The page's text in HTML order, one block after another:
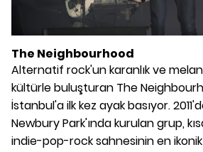
The Neighbourhood
Alternatif rock'un karanlık ve
kültürle buluşturan The
İstanbul'a ilk kez ayak basıyor.
Newbury Park'ında kurulan grup,
indie-pop-rock sahnesinin en